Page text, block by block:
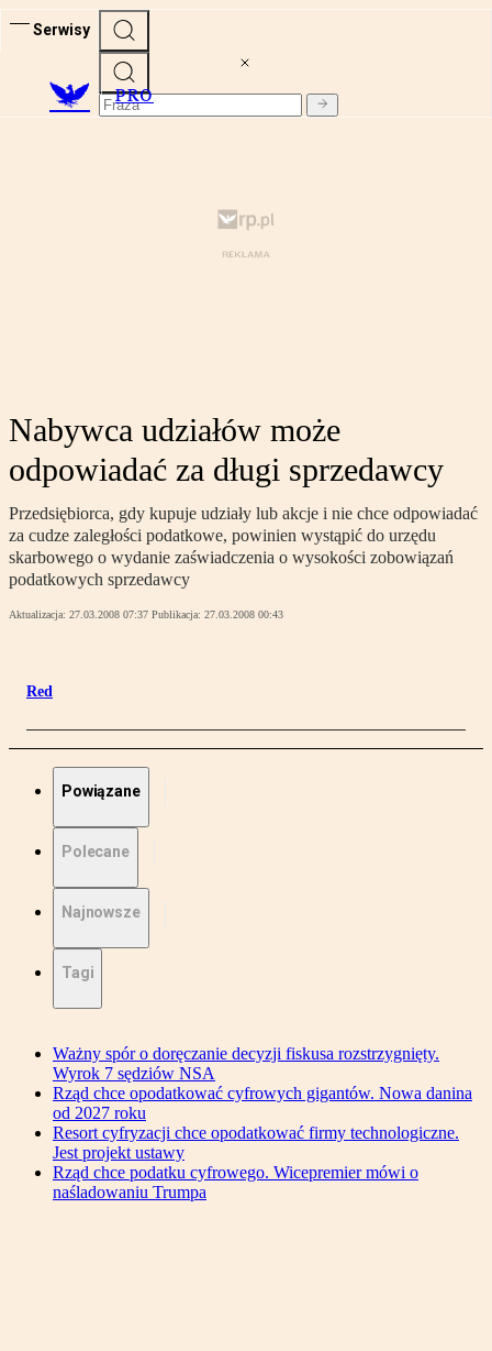
Serwisy
PRO
Nabywca udziałów może
odpowiadać za długi sprzedawcy
Przedsiębiorca, gdy kupuje udziały lub akcje i nie chce odpowiadać
za cudze zaległości podatkowe, powinien wystąpić do urzędu
skarbowego o wydanie zaświadczenia o wysokości zobowiązań
podatkowych sprzedawcy
Aktualizacja: 27.03.2008 07:37 Publikacja: 27.03.2008 00:43
Red
Powiązane
Polecane
Najnowsze
Tagi
Ważny spór o doręczanie decyzji fiskusa rozstrzygnięty.
Wyrok 7 sędziów NSA
Rząd chce opodatkować cyfrowych gigantów. Nowa danina
od 2027 roku
Resort cyfryzacji chce opodatkować firmy technologiczne.
Jest projekt ustawy
Rząd chce podatku cyfrowego. Wicepremier mówi o
naśladowaniu Trumpa